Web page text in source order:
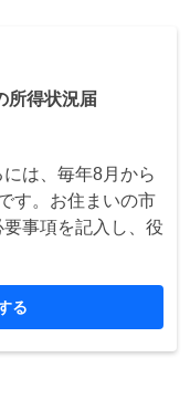
所得状況届
は、毎年8月から
す。お住まいの市
事項を記入し、役
る